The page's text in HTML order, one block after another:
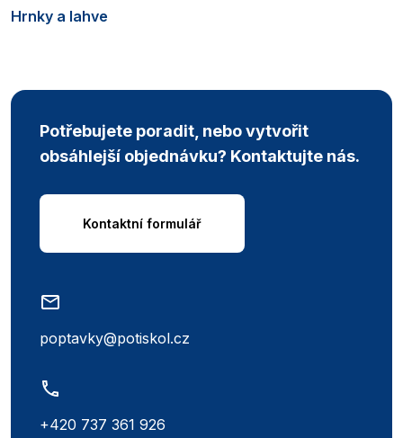
Hrnky a lahve
Potřebujete poradit, nebo vytvořit
obsáhlejší objednávku? Kontaktujte nás.
Kontaktní formulář
poptavky@potiskol.cz
+420 737 361 926